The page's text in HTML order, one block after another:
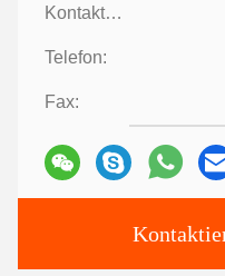
Kontaktpersonen:
Telefon:
Fax: